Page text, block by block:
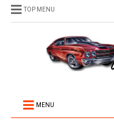
TOP MENU
MENU